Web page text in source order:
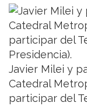
Javier Milei y
Catedral
participar del